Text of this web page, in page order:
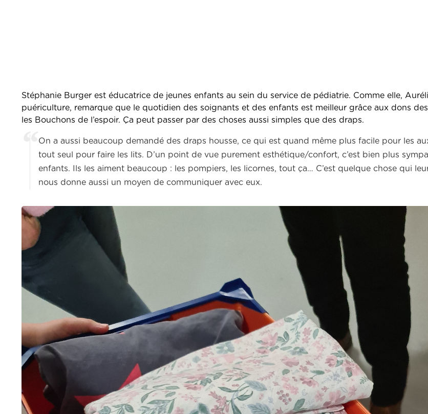
Stéphanie Burger est éducatrice de jeunes enfants au sein du service de pédiatrie. Comme elle,
puériculture, remarque que le quotidien des soignants et des enfants est meilleur grâce aux dons
les Bouchons de l’espoir. Ça peut passer par des choses aussi simples que des draps.
On a aussi beaucoup demandé des draps housse, ce qui est quand même plus facile pour les
tout seul pour faire les lits. D’un point de vue purement esthétique/confort, c’est bien plus
enfants. Ils les aiment beaucoup : les pompiers, les licornes, tout ça… C’est quelque chose qui
nous donne aussi un moyen de communiquer avec eux.